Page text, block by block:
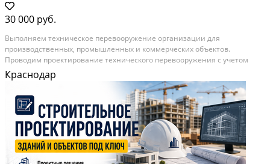
30 000 руб.
Выполняем техническое перевооружение организации для
производственных, промышленных и коммерческих объектов.
Проводим проектирование технического перевооружения с учетом
действующих требований, особенностей объекта и целей заказчика.
Осуществляем разработку документации на техническое...
Краснодар